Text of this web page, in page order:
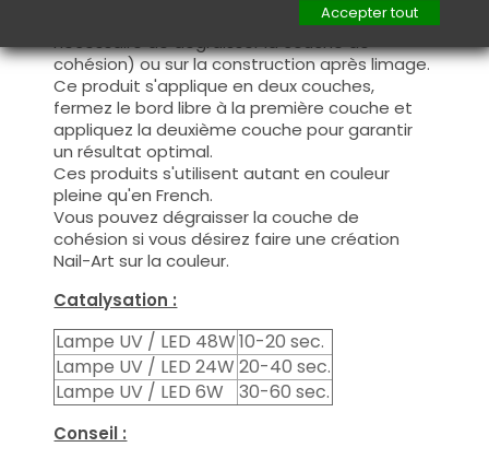
manière fine, sur la base (il n'est pas
nécessaire de dégraisser la couche de
cohésion) ou sur la construction après limage.
Ce produit s'applique en deux couches,
fermez le bord libre à la première couche et
appliquez la deuxième couche pour garantir
un résultat optimal.
Ces produits s'utilisent autant en couleur
pleine qu'en French.
Vous pouvez dégraisser la couche de
cohésion si vous désirez faire une création
Nail-Art sur la couleur.
Catalysation :
Lampe UV / LED 48W10-20 sec.
Lampe UV / LED 24W 20-40 sec.
Lampe UV / LED 6W
30-60 sec.
Conseil :
Accepter tout